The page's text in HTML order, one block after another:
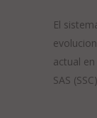
El
actual
SAS